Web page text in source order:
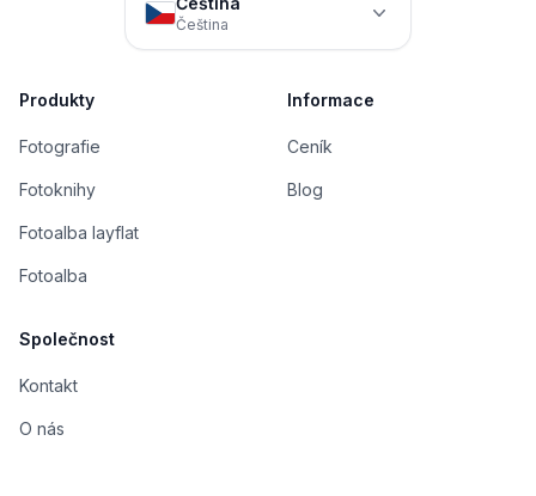
Čeština
Produkty
Fotografie
Fotoknihy
Fotoalba layflat
Fotoalba
Informace
Ceník
Blog
Společnost
Kontakt
O nás